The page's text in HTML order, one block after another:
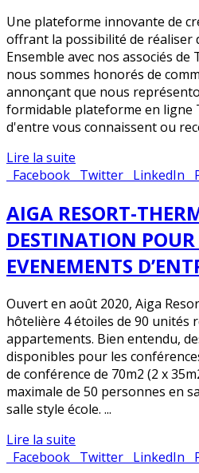
Une plateforme innovante de
offrant la possibilité de réaliser
Ensemble avec nos associés de
nous sommes honorés de
annonçant que nous
formidable plateforme en ligne
d'entre vous connaissent ou
Lire la suite
Facebook Twitter LinkedIn
AIGA RESORT-
DESTINATION POUR
EVENEMENTS
Ouvert en août 2020, Aiga
hôtelière 4 étoiles de 90 unités
appartements. Bien entendu,
disponibles pour les
de conférence de 70m2 (2 x
maximale de 50 personnes en
salle style école. ...
Lire la suite
Facebook Twitter LinkedIn